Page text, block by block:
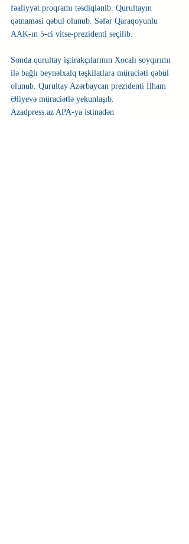
fəaliyyət proqramı təsdiqlənib. Qurultayın
qətnaməsi qəbul olunub. Səfər Qaraqoyunlu
AAK-ın 5-ci vitse-prezidenti seçilib.
Sonda qurultay iştirakçılarının Xocalı soyqırımı
ilə bağlı beynəlxalq təşkilatlara müraciəti qəbul
olunub. Qurultay Azərbaycan prezidenti İlham
Əliyevə müraciətlə yekunlaşıb.
Azadpress.az APA-ya istinadən